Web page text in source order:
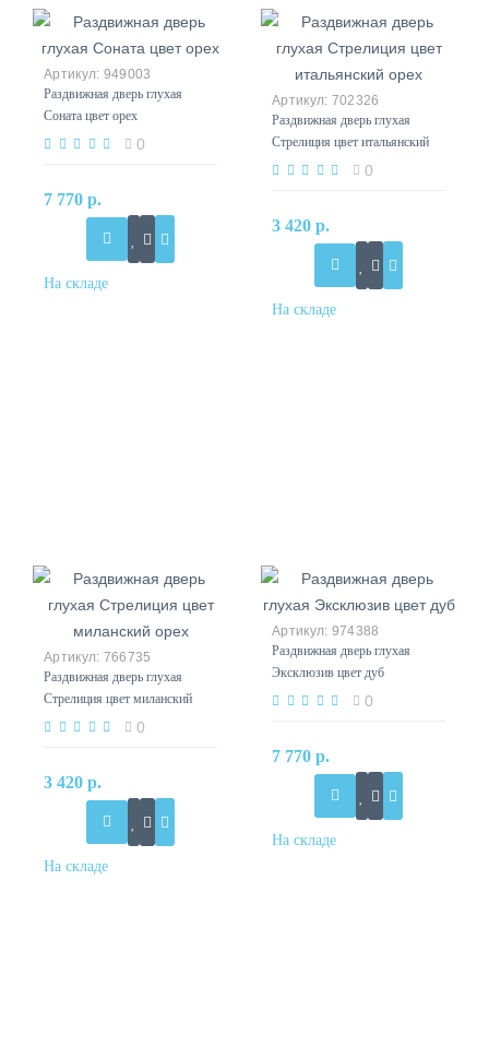
949003
Раздвижная дверь глухая
Соната цвет орех
0
7 770 р.
702326
Раздвижная дверь глухая
Стрелиция цвет итальянский
орех
0
3 420 р.
766735
Раздвижная дверь глухая
Стрелиция цвет миланский
орех
0
3 420 р.
974388
Раздвижная дверь глухая
Эксклюзив цвет дуб
0
7 770 р.